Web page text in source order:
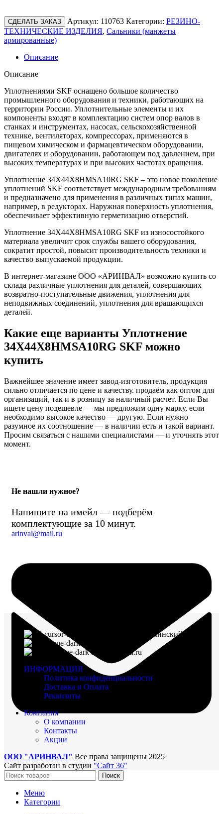
СДЕЛАТЬ ЗАКАЗ Артикул: 110763 Категории: РЕЗИНО-
ТЕХНИЧЕСКИЕ ИЗДЕЛИЯ, Сальники (манжеты
армированные)
Описание
Описание
Уплотнениями SKF оснащено большое количество
промышленного оборудования и техники, работающих на
территории России. Уплотнительные элементы и их
компоненты входят в комплектацию систем опор валов в
станках и инструментах, насосах, сельскохозяйственной
технике, вентиляторах, компрессорах, применяются в
пищевом химическом и фармацевтическом оборудовании,
двигателях и оборудовании, работающем под давлением, при
высоких температурах и при высоких частотах вращения.
Уплотнение 34X44X8HMSA10RG SKF – это новое поколение
уплотнений SKF соответствует международным требованиям
и предназначено для применения в различных типах машин,
например, в редукторах. Наружная поверхность уплотнения,
обеспечивает эффективную герметизацию отверстий.
Уплотнение 34X44X8HMSA10RG SKF из износостойкого
материала увеличит срок службы вашего оборудования,
сократит простой, повысит производительность техники и
качество выпускаемой продукции.
В интернет-магазине ООО «АРИНВАЛ» возможно купить со
склада различные уплотнения для деталей, совершающих
возвратно-поступательные движения, уплотнения для
неподвижных соединений, уплотнения для вращающихся
деталей.
Какие еще варианты Уплотнение
34X44X8HMSA10RG SKF можно
купить
Важнейшее значение имеет завод-изготовитель, продукция
сильно отличается по цене и качеству. продаём как оптом для
организаций, так и в розницу за наличный расчет. Если Вы
ищете цену подешевле — мы предложим одну марку, если
необходимо высокое качество — другую. Если нужно
разумное их соотношение — в наличии есть и такой вариант.
Просим связаться с нашими специалистами — и уточнять этот
момент.
Не нашли нужное?
Напишите на имейл — подберём
комплектующие за 10 минут.
arinval@mail.ru
г. Воронеж, пр-кт Ленинский, д. 221
arinval@mail.ru
ИНФОРМАЦИЯ
Политика конфиденциальности
Доставка и Оплата
Реквизиты
Компания
О компании
Контакты
Акции
ООО "АРИНВАЛ" Все права защищены 2025
Сайт разработан в студии "Сайт 36"
Поиск
Меню
Категории